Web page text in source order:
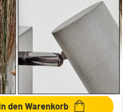
Schwarz, 1-
29,99 €
den Warenkorb